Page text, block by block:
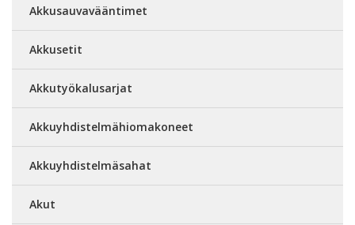
Akkusauvavääntimet
Akkusetit
Akkutyökalusarjat
Akkuyhdistelmähiomakoneet
Akkuyhdistelmäsahat
Akut